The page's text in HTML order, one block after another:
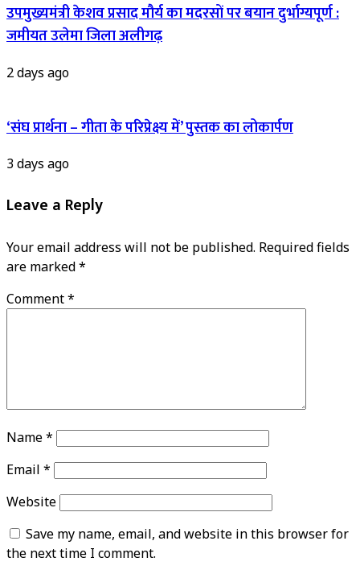
उपमुख्यमंत्री केशव प्रसाद मौर्य का मदरसों पर बयान दुर्भाग्यपूर्ण :
जमीयत उलेमा जिला अलीगढ़
2 days ago
‘संघ प्रार्थना – गीता के परिप्रेक्ष्य में’ पुस्तक का लोकार्पण
3 days ago
Leave a Reply
Your email address will not be published. Required fields
are marked*
Comment*
Name*
Email *
Website
Save my name, email, and website in this browser for
the next time I comment.